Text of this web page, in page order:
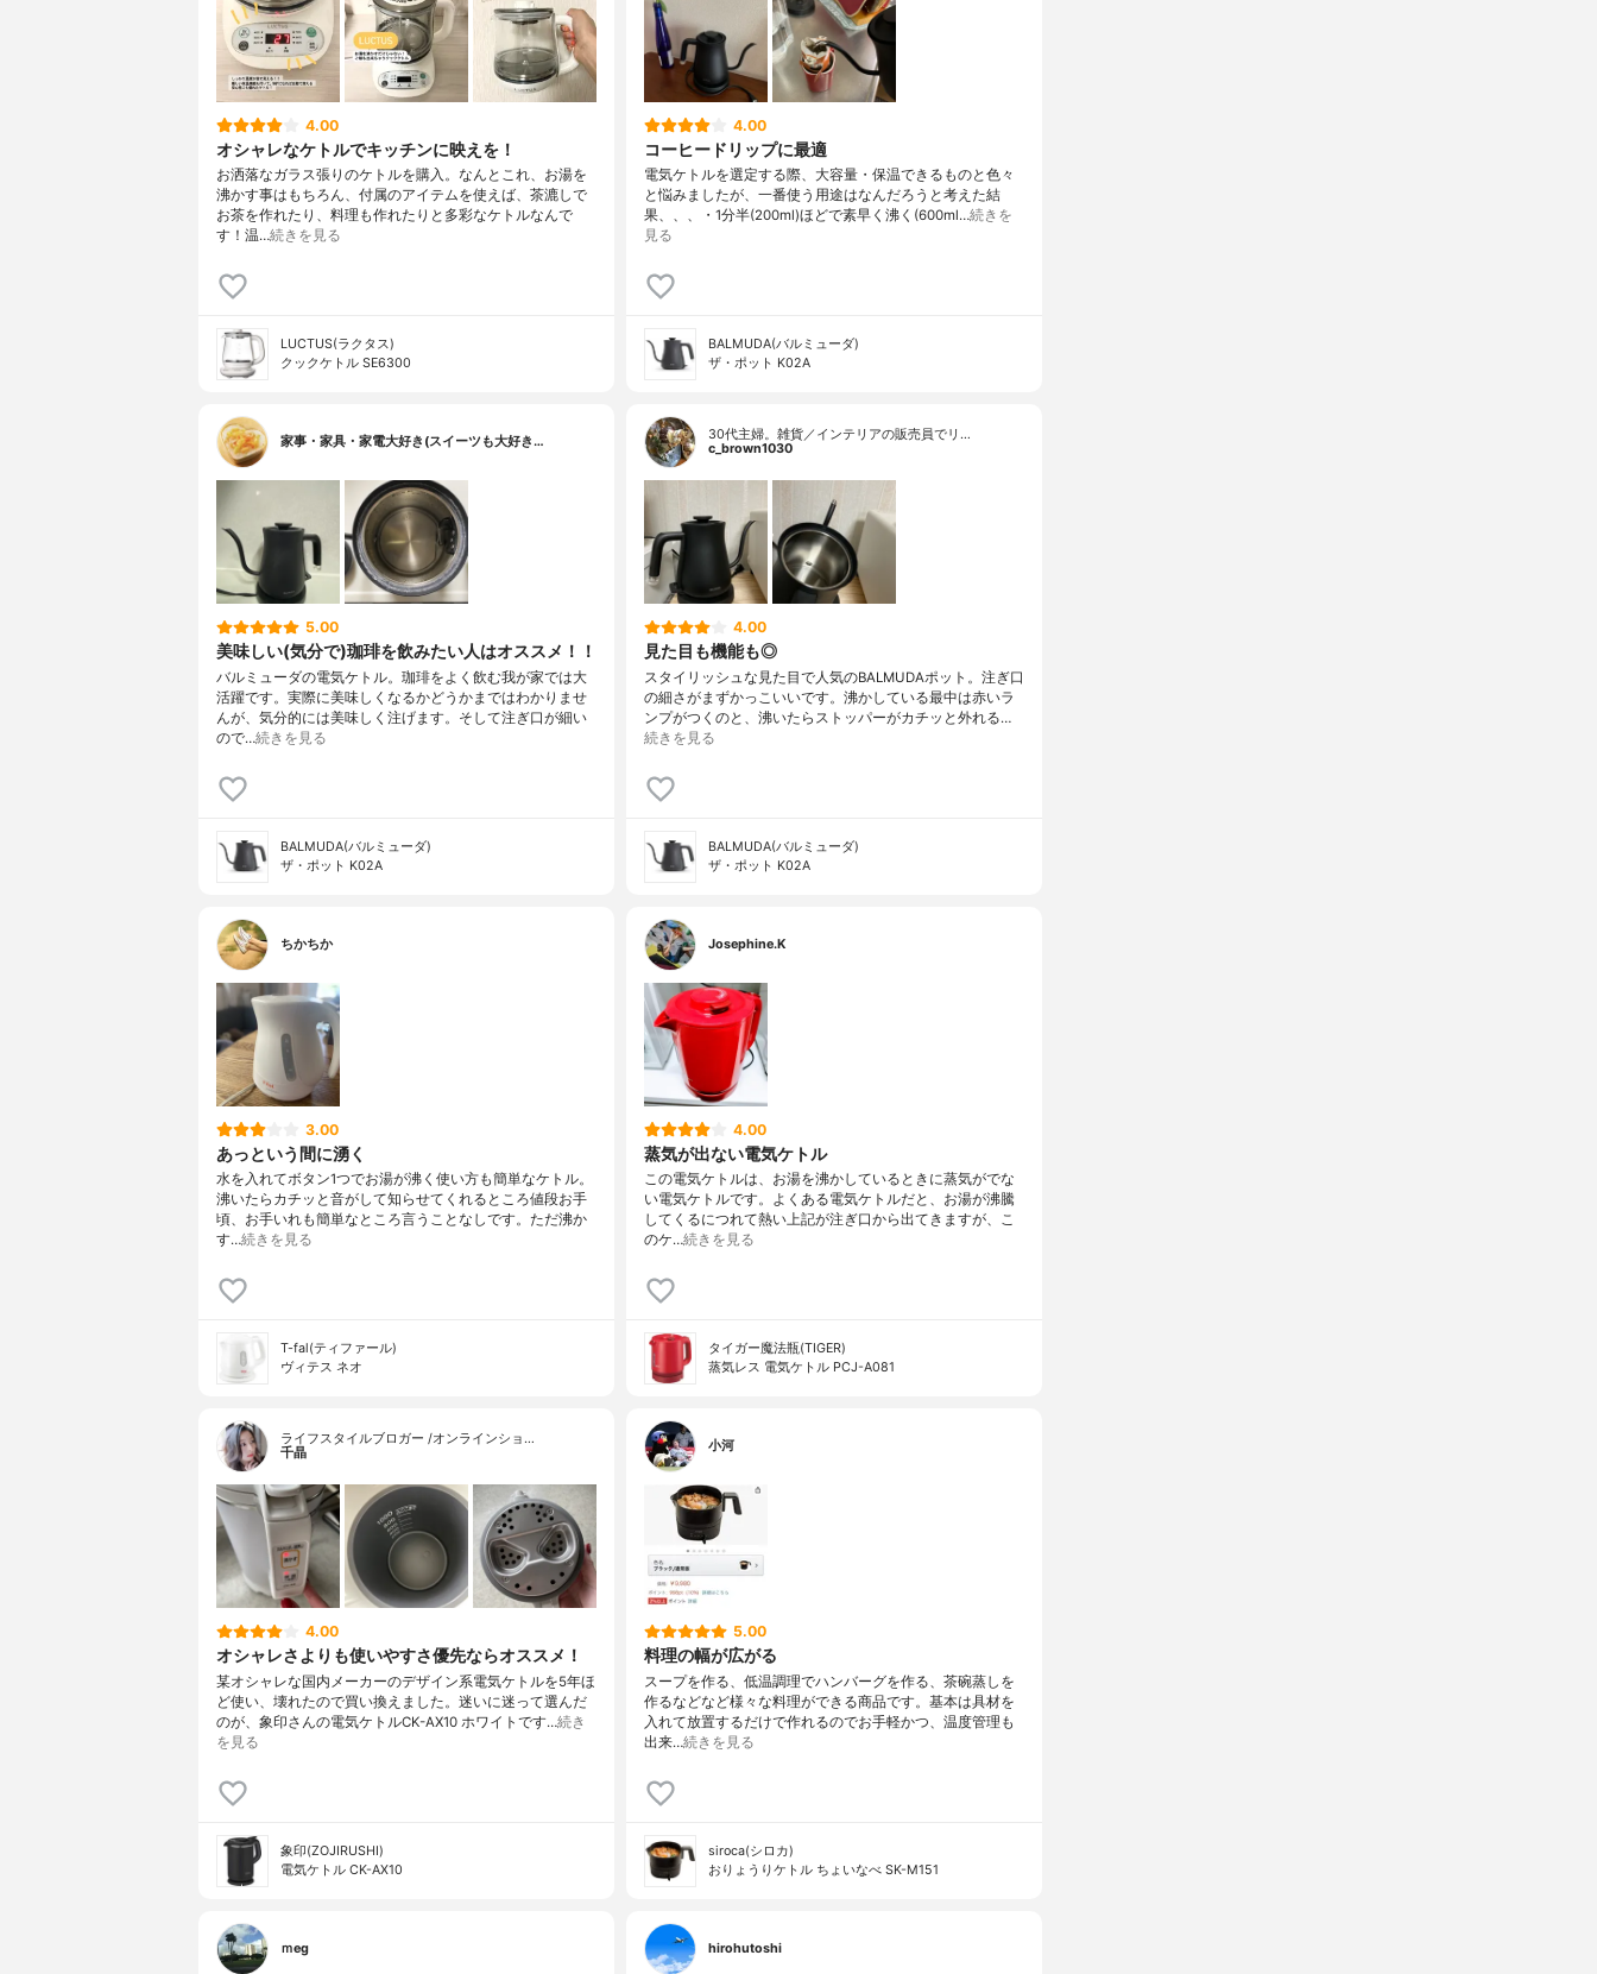
4.00
オシャレなケトルでキッチンに映えを！
お洒落なガラス張りのケトルを購入。なんとこれ、お湯を
沸かす事はもちろん、付属のアイテムを使えば、茶漉しで
お茶を作れたり、料理も作れたりと多彩なケトルなんで
す！温…続きを見る
LUCTUS(ラクタス)
クックケトル SE6300
4.00
コーヒードリップに最適
電気ケトルを選定する際、大容量・保温できるものと色々
と悩みましたが、一番使う用途はなんだろうと考えた結
果、、、・1分半(200ml)ほどで素早く沸く(600ml…続きを
見る
BALMUDA(バルミューダ)
ザ・ポット K02A
家事・家具・家電大好き(スイーツも大好き…
5.00
美味しい(気分で)珈琲を飲みたい人はオススメ！！
バルミューダの電気ケトル。珈琲をよく飲む我が家では大
活躍です。実際に美味しくなるかどうかまではわかりませ
んが、気分的には美味しく注げます。そして注ぎ口が細い
ので…続きを見る
BALMUDA(バルミューダ)
ザ・ポット K02A
30代主婦。雑貨／インテリアの販売員でリ…
c_brown1030
4.00
見た目も機能も◎
スタイリッシュな見た目で人気のBALMUDAポット。注ぎ口
の細さがまずかっこいいです。沸かしている最中は赤いラ
ンプがつくのと、沸いたらストッパーがカチッと外れる…
続きを見る
BALMUDA(バルミューダ)
ザ・ポット K02A
ちかちか
3.00
あっという間に湧く
水を入れてボタン1つでお湯が沸く使い方も簡単なケトル。
沸いたらカチッと音がして知らせてくれるところ値段お手
頃、お手いれも簡単なところ言うことなしです。ただ沸か
す…続きを見る
T-fal(ティファール)
ヴィテス ネオ
Josephine.K
4.00
蒸気が出ない電気ケトル
この電気ケトルは、お湯を沸かしているときに蒸気がでな
い電気ケトルです。よくある電気ケトルだと、お湯が沸騰
してくるにつれて熱い上記が注ぎ口から出てきますが、こ
のケ…続きを見る
タイガー魔法瓶(TIGER)
蒸気レス 電気ケトル PCJ-A081
ライフスタイルブロガー /オンラインショ…
千晶
4.00
オシャレさよりも使いやすさ優先ならオススメ！
某オシャレな国内メーカーのデザイン系電気ケトルを5年ほ
ど使い、壊れたので買い換えました。迷いに迷って選んだ
のが、象印さんの電気ケトルCK-AX10 ホワイトです…続き
を見る
象印(ZOJIRUSHI)
電気ケトル CK-AX10
小河
5.00
料理の幅が広がる
スープを作る、低温調理でハンバーグを作る、茶碗蒸しを
作るなどなど様々な料理ができる商品です。基本は具材を
入れて放置するだけで作れるのでお手軽かつ、温度管理も
出来…続きを見る
siroca(シロカ)
おりょうりケトル ちょいなべ SK-M151
ｍeg hirohutoshi